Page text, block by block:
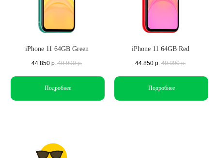
iPhone 11 64GB Green
44.850 р. 49.990 р.
Подробнее
iPhone 11 64GB Red
44.850 р. 49.990 р.
Подробнее